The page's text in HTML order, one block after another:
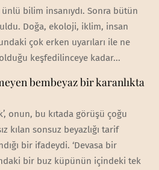
ünlü bilim insanıydı. Sonra bütün
Doğa, ekoloji, iklim, insan
çok erken uyarıları ile ne
keşfedilinceye kadar...
bembeyaz bir karanlıkta
onun, bu kıtada görüşü çoğu
kılan sonsuz beyazlığı tarif
bir ifadeydi. ‘Devasa bir
bir buz küpünün içindeki tek